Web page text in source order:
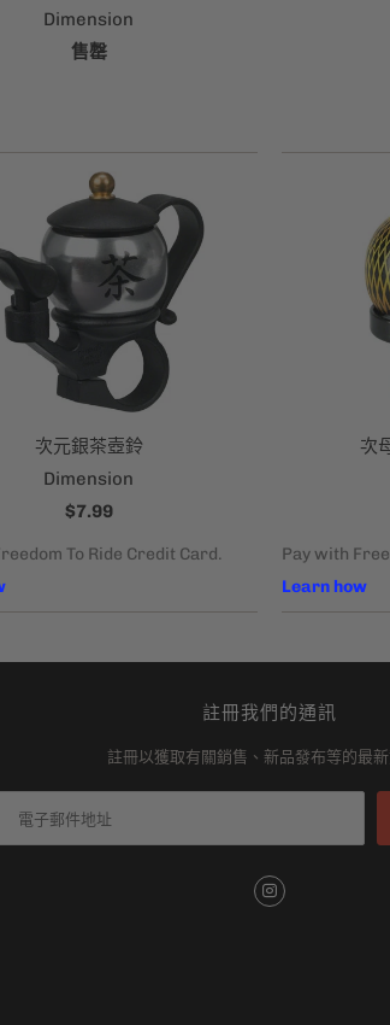
Dimension
售罄
次元銀茶壺鈴
Dimension
$7.99
次
註冊我們的通訊
註冊以獲取有關銷售、新品發布等的最